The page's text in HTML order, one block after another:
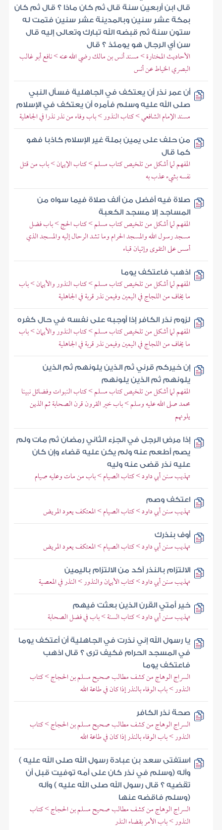
قال ابن أربعين سنة قال ثم كان ماذا ؟ قال ثم كان
بمكة عشر سنين وبالمدينة عشر سنين فتمت له
ستون سنة ثم قبضه الله تبارك وتعالى إليه قال
سن أي الرجال هو يومئذ ؟ قال
الأحاديث المختارة > مسند أنس بن مالك رضي الله عنه > نافع أبو غالب
البصري الخياط عن أنس
أن عمر نذر أن يعتكف في الجاهلية فسأل النبي
صلى الله عليه وسلم فأمره أن يعتكف في الإسلام
مسند الإمام الشافعي > كتاب النذور > باب وفاء من نذر نذرا في الجاهلية
من حلف على يمين بملة غير الإسلام كاذبا فهو
كما قال
المفهم لما أشكل من تلخيص كتاب مسلم > كتاب الإيمان > باب من قتل
نفسه بشيء عذب به
صلاة فيه أفضل من ألف صلاة فيما سواه من
المساجد إلا مسجد الكعبة
المفهم لما أشكل من تلخيص كتاب مسلم > كتاب الحج > باب فضل
مسجد رسول الله والمسجد الحرام وما تشد الرحال إليه والمسجد الذي
أسس على التقوى وإتيان قباء
اذهب فاعتكف يوما
المفهم لما أشكل من تلخيص كتاب مسلم > كتاب النذور والأيمان > باب
ما يخاف من اللجاج في اليمين وفيمن نذر قربة في الجاهلية
لزوم نذر الكافر إذا أوجبه على نفسه في حال كفره
المفهم لما أشكل من تلخيص كتاب مسلم > كتاب النذور والأيمان > باب
ما يخاف من اللجاج في اليمين وفيمن نذر قربة في الجاهلية
إن خيركم قرني ثم الذين يلونهم ثم الذين
يلونهم ثم الذين يلونهم
المفهم لما أشكل من تلخيص كتاب مسلم > كتاب النبوات وفضائل نبينا
محمد صلى الله عليه وسلم > باب خير القرون قرن الصحابة ثم الذين
يلونهم
إذا مرض الرجل في الجزء الثاني رمضان ثم مات ولم
يصم أطعم عنه ولم يكن عليه قضاء وإن كان
عليه نذر قضى عنه وليه
تهذيب سنن أبي داود > كتاب الصيام > باب من مات وعليه صيام
اعتكف وصم
تهذيب سنن أبي داود > كتاب الصيام > المعتكف يعود المريض
أوف بنذرك
تهذيب سنن أبي داود > كتاب الصيام > المعتكف يعود المريض
الالتزام بالنذر آكد من الالتزام باليمين
تهذيب سنن أبي داود > كتاب الأيمان والنذور > النذر في المعصية
خير أمتي القرن الذين بعثت فيهم
تهذيب سنن أبي داود > كتاب السنة > باب في فضل الصحابة
يا رسول الله إني نذرت في الجاهلية أن أعتكف يوما
في المسجد الحرام فكيف ترى ؟ قال اذهب
فاعتكف يوما
السراج الوهاج من كشف مطالب صحيح مسلم بن الحجاج > كتاب
النذور > باب الوفاء بالنذر إذا كان في طاعة الله
صحة نذر الكافر
السراج الوهاج من كشف مطالب صحيح مسلم بن الحجاج > كتاب
النذور > باب الوفاء بالنذر إذا كان في طاعة الله
استفتى سعد بن عبادة رسول الله صلى الله عليه )
وآله (وسلم في نذر كان على أمه توفيت قبل أن
تقضيه ؟ قال رسول الله صلى الله عليه ) وآله
(وسلم فاقضه عنها
السراج الوهاج من كشف مطالب صحيح مسلم بن الحجاج > كتاب
النذور > باب الأمر بقضاء النذر